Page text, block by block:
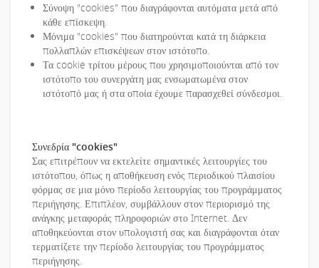
Σύνοψη "cookies" που διαγράφονται αυτόματα μετά από
κάθε επίσκεψη.
Μόνιμα "cookies" που διατηρούνται κατά τη διάρκεια
πολλαπλών επισκέψεων στον ιστότοπο.
Τα cookie τρίτου μέρους που χρησιμοποιούνται από τον
ιστότοπο του συνεργάτη μας ενσωματωμένα στον
ιστότοπό μας ή στα οποία έχουμε παρασχεθεί σύνδεσμοι.
Συνεδρία "cookies"
Σας επιτρέπουν να εκτελείτε σημαντικές λειτουργίες του
ιστότοπου, όπως η αποθήκευση ενός περιοδικού πλαισίου
φόρμας σε μια μόνο περίοδο λειτουργίας του προγράμματος
περιήγησης. Επιπλέον, συμβάλλουν στον περιορισμό της
ανάγκης μεταφοράς πληροφοριών στο Internet. Δεν
αποθηκεύονται στον υπολογιστή σας και διαγράφονται όταν
τερματίζετε την περίοδο λειτουργίας του προγράμματος
περιήγησης.